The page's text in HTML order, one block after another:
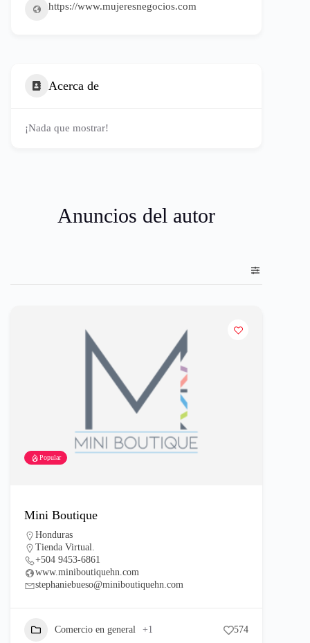
https://www.mujeresnegocios.com
Acerca de
¡Nada que mostrar!
Anuncios del autor
Popular
Mini Boutique
Honduras
Tienda Virtual.
+504 9453-6861
www.miniboutiquehn.com
stephaniebueso@miniboutiquehn.com
Comercio en general +1 574